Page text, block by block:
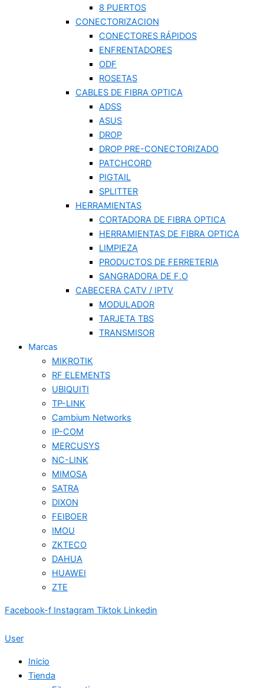
8 PUERTOS
CONECTORIZACION
CONECTORES RÁPIDOS
ENFRENTADORES
ODF
ROSETAS
CABLES DE FIBRA OPTICA
ADSS
ASUS
DROP
DROP PRE-CONECTORIZADO
PATCHCORD
PIGTAIL
SPLITTER
HERRAMIENTAS
CORTADORA DE FIBRA OPTICA
HERRAMIENTAS DE FIBRA OPTICA
LIMPIEZA
PRODUCTOS DE FERRETERIA
SANGRADORA DE F.O
CABECERA CATV / IPTV
MODULADOR
TARJETA TBS
TRANSMISOR
Marcas
MIKROTIK
RF ELEMENTS
UBIQUITI
TP-LINK
Cambium Networks
IP-COM
MERCUSYS
NC-LINK
MIMOSA
SATRA
DIXON
FEIBOER
IMOU
ZKTECO
DAHUA
HUAWEI
ZTE
Facebook-f Instagram Tiktok Linkedin
User
Inicio
Tienda